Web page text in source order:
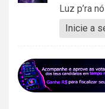
Luz p’ra
Inicie a